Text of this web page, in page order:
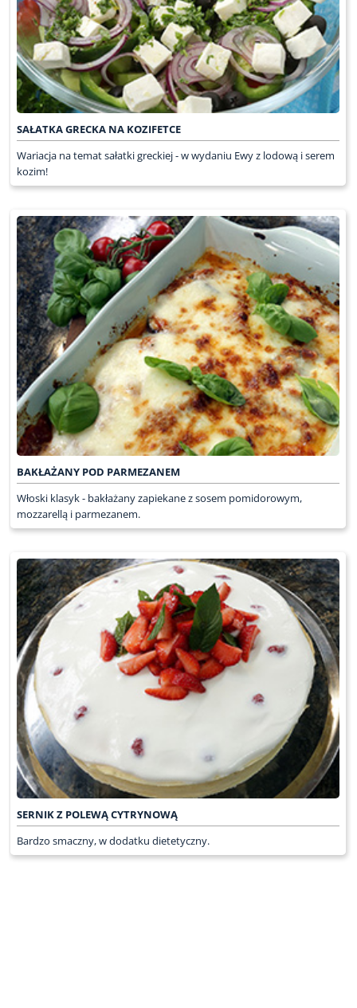
SAŁATKA GRECKA NA KOZIFETCE
Wariacja na temat sałatki greckiej - w wydaniu Ewy z lodową i serem
kozim!
BAKŁAŻANY POD PARMEZANEM
Włoski klasyk - bakłażany zapiekane z sosem pomidorowym,
mozzarellą i parmezanem.
SERNIK Z POLEWĄ CYTRYNOWĄ
Bardzo smaczny, w dodatku dietetyczny.